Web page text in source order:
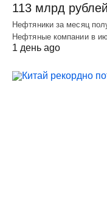
113 млрд рублей
Нефтяники за месяц
Нефтяные компании в
1 день ago